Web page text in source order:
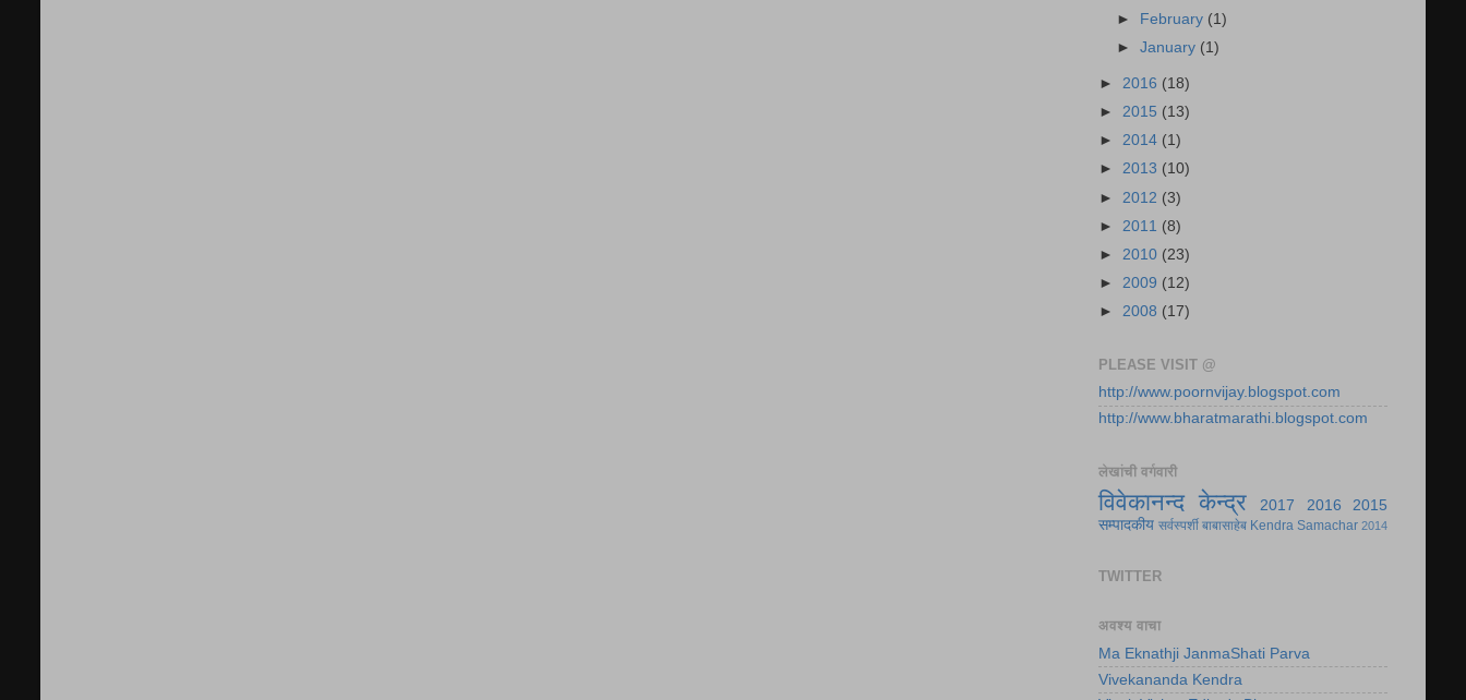
►
February (1)
►January (1)
► 2016 (18)
► 2015 (13)
► 2014 (1)
► 2013 (10)
► 2012 (3)
► 2011 (8)
► 2010 (23)
► 2009 (12)
► 2008 (17)
PLEASE VISIT @
http://www.poornvijay.blogspot.com
http://www.bharatmarathi.blogspot.com
लेखांची वर्गवारी
विवेकानन्द केन्द्र 2017 2016
2015
सम्पादकीय सर्वस्पर्शी बाबासाहेब Kendra Samachar 2014
TWITTER
अवश्य वाचा
Ma Eknathji JanmaShati Parva
Vivekananda Kendra